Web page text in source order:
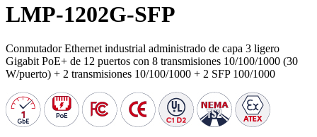
LMP-1202G-SFP
Conmutador Ethernet industrial administrado de capa 3 ligero
Gigabit PoE+ de 12 puertos con 8 transmisiones 10/100/1000 (30
W/puerto) + 2 transmisiones 10/100/1000 + 2 SFP 100/1000